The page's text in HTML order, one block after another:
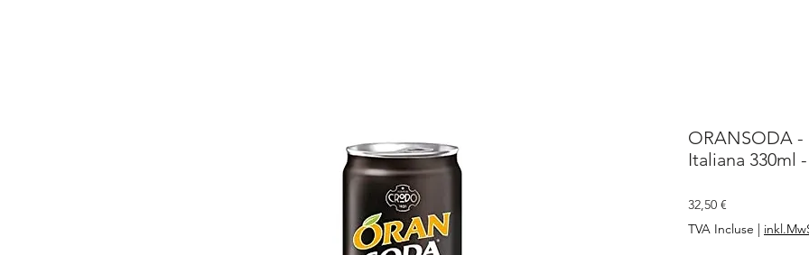
ORANSODA
Italiana 330ml
32,50 €
TVA Incluse |